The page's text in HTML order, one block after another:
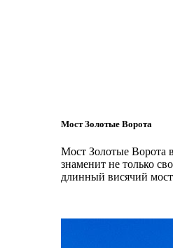
Мост Золотые Ворота
Мост Золотые Ворота
знаменит не только
длинный висячий